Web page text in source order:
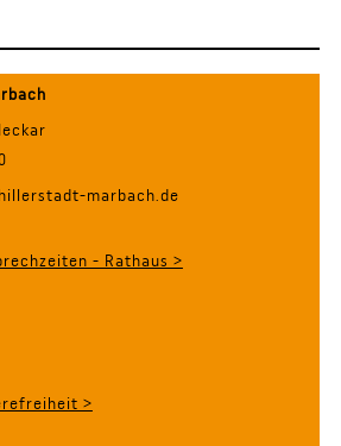
marbach.de
- Rathaus >
>